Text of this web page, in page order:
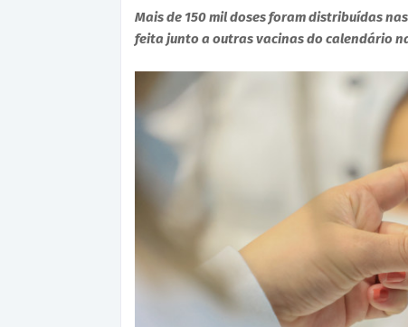
Mais de 150 mil doses foram distribuídas
feita junto a outras vacinas do calendário